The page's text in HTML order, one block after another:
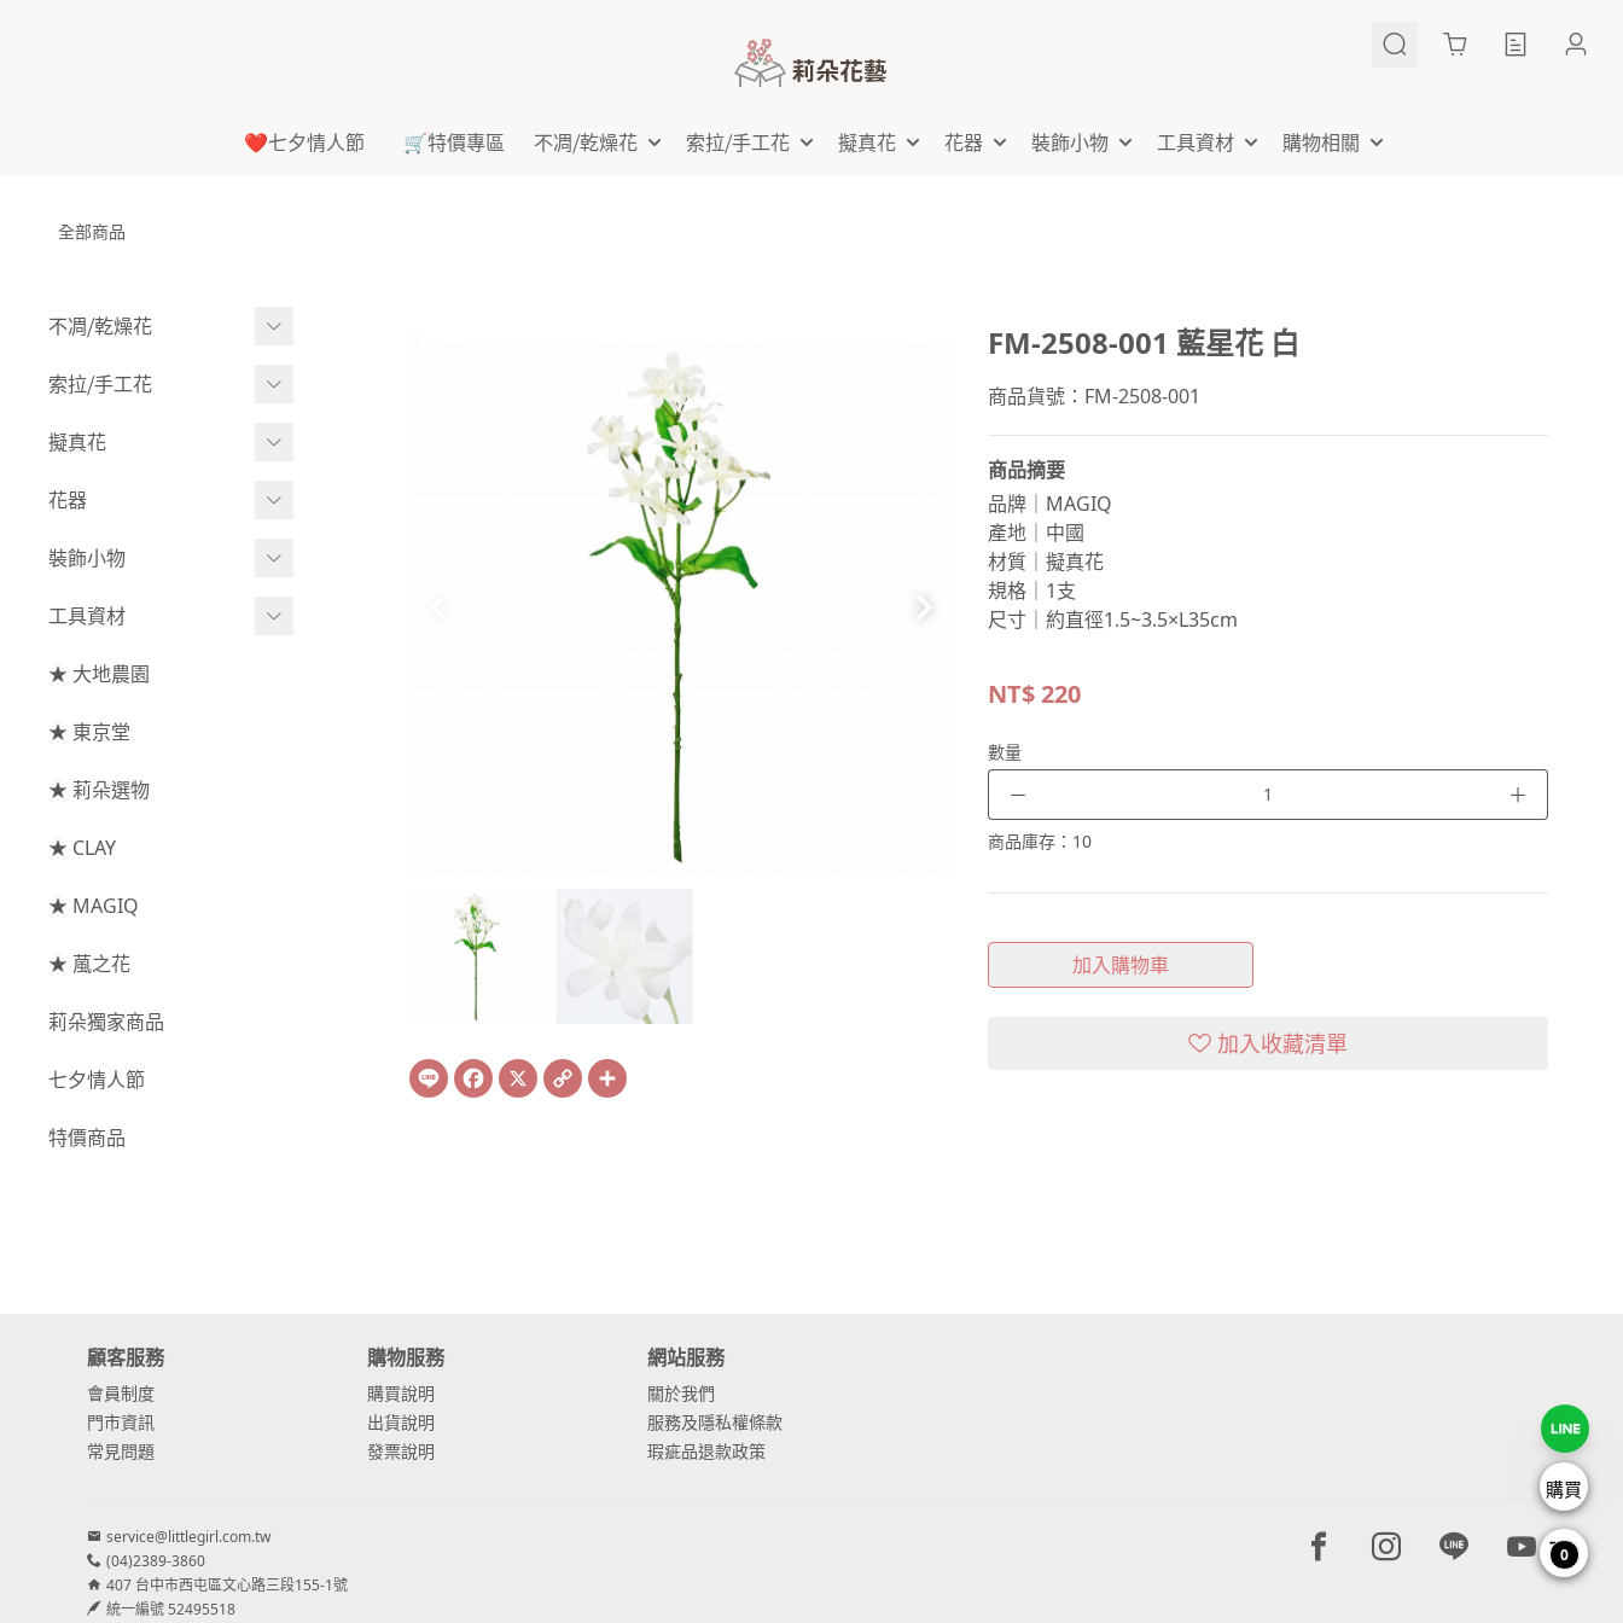
Cart
❤️七夕情人節 🛒特價專區 不凋⧸乾燥花 索拉⧸手工花 擬真花 花器 裝飾小物 工具資材 購物相關
全部商品
不凋⧸乾燥花
多色組合
- 其他
玫瑰
大玫瑰
- 迷你玫瑰
- 庭園玫瑰
- 其他玫瑰
主花
菊花
-
蘭花⧸大理花
康乃馨
- 日本繡球花
- 重瓣繡球花
- 其他繡球花
- 滿天星⧸木滿天星
- 黑種草⧸東方黑種
索拉⧸手工花
索拉花(有花莖)
- 莉朵獨家水染
- 大地農園
索拉花(僅花頭)
原色
擬真花
盆栽⧸成品
綜合花束
葉材⧸藤蔓
枝條
果實
花器
小型花器
中大型花器
捧花架⧸吊架
藤圈⧸注連繩
提籃
裝飾小物
裝飾⧸擺飾
花插
工具資材
工具⧸型錄
資材
★ 大地農園
★ 東京堂
★ 莉朵選物
★ CLAY
★ MAGIQ
★ 葻之花
莉朵獨家商品
七夕情人節
特價商品
Line Facebook
X Copy
Link
FM-2508-001 藍星花 白
商品貨號：FM-2508-001
商品摘要
品牌｜MAGIQ
產地｜中國
材質｜擬真花
規格｜1支
尺寸｜約直徑1.5~3.5×L35cm
NT$220
數量
－ ＋
商品庫存： 10
加入購物車
加入收藏清單
顧客服務
會員制度
門市資訊
常見問題
購物服務
購買說明
出貨說明
發票說明
網站服務
關於我們
服務及隱私權條款
瑕疵品退款政策
service@littlegirl.com.tw
(04)2389-3860
407 台中市西屯區文心路三段155-1號
統一編號 52495518
Facebook page
Instagram page
Line pageYoutube
購買
0